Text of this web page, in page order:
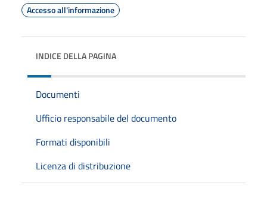
Accesso all'informazione
INDICE DELLA PAGINA
Documenti
Ufficio responsabile del documento
Formati disponibili
Licenza di distribuzione